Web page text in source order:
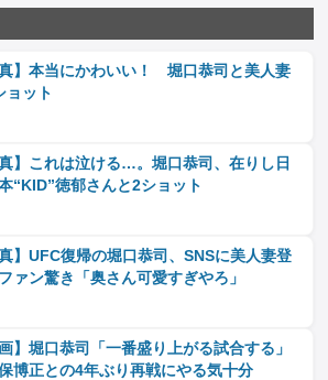
真】本当にかわいい！ 堀口恭司と美人妻
ョット
真】これは泣ける…。堀口恭司、在りし日
“KID”徳郁さんと2ショット
真】UFC復帰の堀口恭司、SNSに美人妻登
ァン驚き「奥さん可愛すぎやろ」
画】堀口恭司「一番盛り上がる試合する」
博正との4年ぶり再戦にやる気十分